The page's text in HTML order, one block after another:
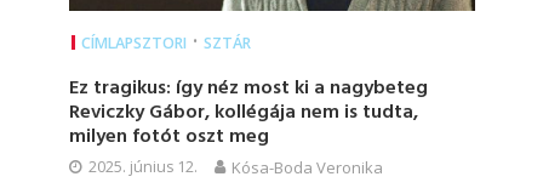
CÍMLAPSZTORI • SZTÁR
Ez tragikus: így néz most ki a nagybeteg
Reviczky Gábor, kollégája nem is tudta,
milyen fotót oszt meg
2025. június 12. Kósa-Boda Veronika